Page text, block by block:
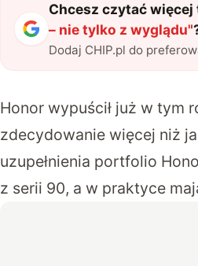
Chcesz czytać więcej
– nie tylko z wyglądu"
Dodaj CHIP.pl do
Honor wypuścił już w tym
zdecydowanie więcej niż
uzupełnienia portfolio
z serii 90, a w praktyce